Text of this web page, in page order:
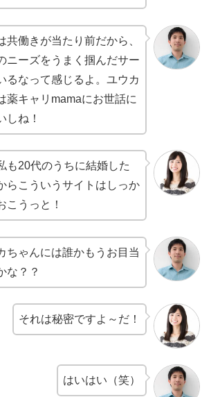
共働きが当たり前だから、
ニーズをうまく掴んだサー
るなって感じるよ。ユウカ
薬キャリmamaにお世話に
しね！
も20代のうちに結婚した
らこういうサイトはしっか
こうっと！
ちゃんには誰かもうお目当
な？？
それは秘密ですよ～だ！
はいはい（笑）